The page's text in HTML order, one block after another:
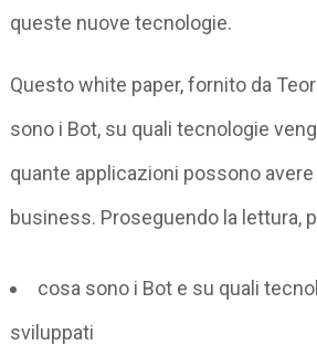
queste nuove tecnologie.
Questo white paper, fornito da
sono i Bot, su quali tecnologie
quante applicazioni possono
business. Proseguendo la lettura,
cosa sono i Bot e su quali
sviluppati